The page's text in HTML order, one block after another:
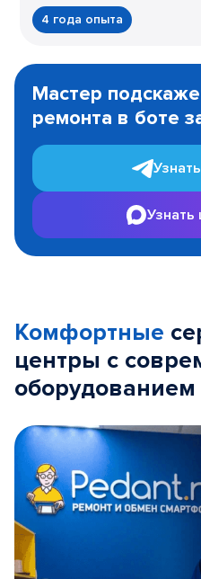
4 года опыта
1
Мастер
ремонта в боте
Узнать
Комфортные
центры с
оборудованием